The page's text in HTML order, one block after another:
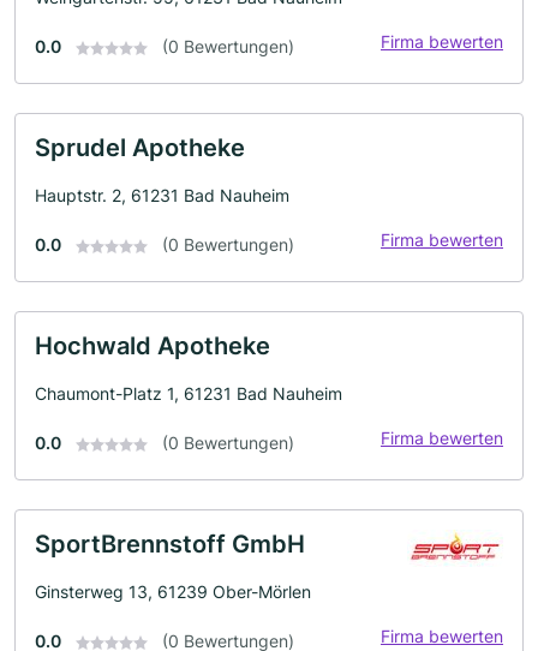
0.0 (0 Bewertungen) Firma bewerten
Sprudel Apotheke
Hauptstr. 2, 61231 Bad Nauheim
0.0 (0 Bewertungen) Firma bewerten
Hochwald Apotheke
Chaumont-Platz 1, 61231 Bad Nauheim
0.0 (0 Bewertungen) Firma bewerten
SportBrennstoff GmbH
Ginsterweg 13, 61239 Ober-Mörlen
0.0 (0 Bewertungen) Firma bewerten